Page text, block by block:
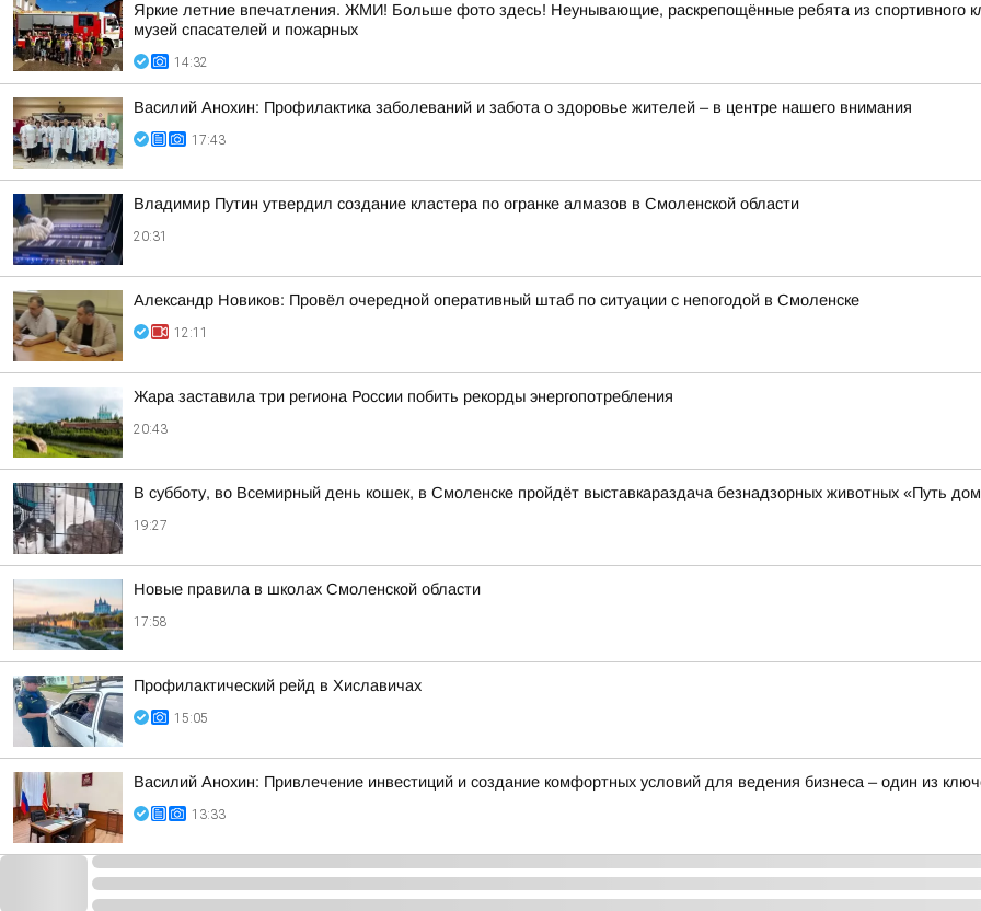
Яркие летние впечатления. ЖМИ! Больше фото здесь! Неунывающие, раскрепощённые ребята из спортивного
музей спасателей и пожарных
14:32
Василий Анохин: Профилактика заболеваний и забота о здоровье жителей – в центре нашего внимания
17:43
Владимир Путин утвердил создание кластера по огранке алмазов в Смоленской области
20:31
Александр Новиков: Провёл очередной оперативный штаб по ситуации с непогодой в Смоленске
12:11
Жара заставила три региона России побить рекорды энергопотребления
20:43
В субботу, во Всемирный день кошек, в Смоленске пройдёт выставкараздача безнадзорных животных «Путь
19:27
Новые правила в школах Смоленской области
17:58
Профилактический рейд в Хиславичах
15:05
Василий Анохин: Привлечение инвестиций и создание комфортных условий для ведения бизнеса – один из
13:33